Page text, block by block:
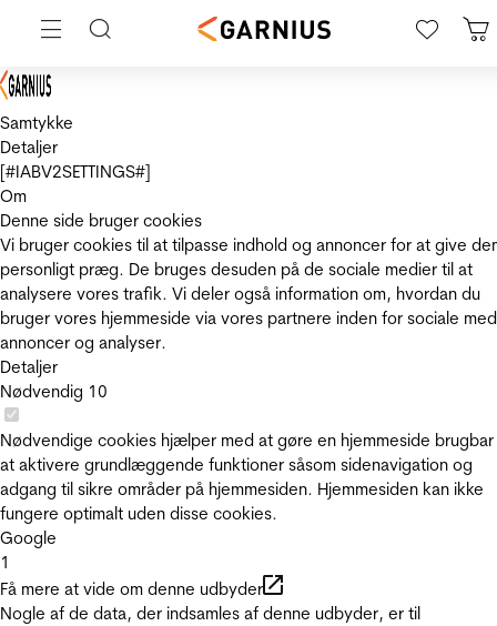
Samtykke
Detaljer
[#IABV2SETTINGS#]
Om
Denne side bruger cookies
Vi bruger cookies til at tilpasse indhold og annoncer for at give
personligt præg. De bruges desuden på de sociale medier til at
analysere vores trafik. Vi deler også information om, hvordan du
bruger vores hjemmeside via vores partnere inden for sociale
annoncer og analyser.
Detaljer
Nødvendig 10
Nødvendige cookies hjælper med at gøre en hjemmeside
at aktivere grundlæggende funktioner såsom sidenavigation og
adgang til sikre områder på hjemmesiden. Hjemmesiden kan ikke
fungere optimalt uden disse cookies.
Google
1
Få mere at vide om denne udbyder
Nogle af de data, der indsamles af denne udbyder, er til